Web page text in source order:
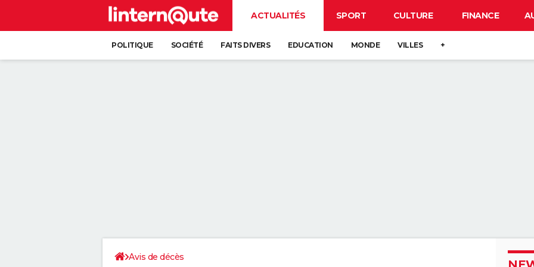
ACTUALITÉS SPORT CULTURE FINANCE
POLITIQUE SOCIÉTÉ FAITS DIVERS EDUCATION MONDE VILLES +
Avis de décès